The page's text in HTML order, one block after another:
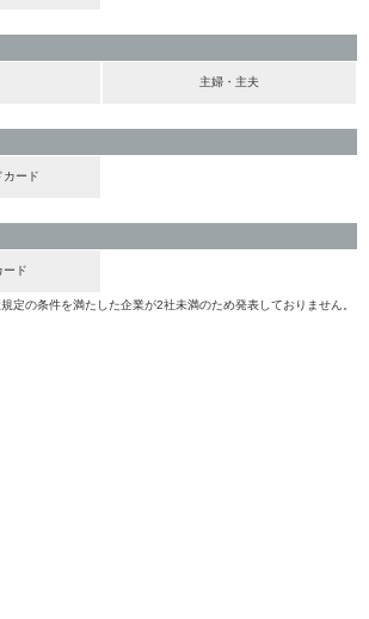
主婦・主夫
カード
ード
定の条件を満たした企業が2社未満のため発表しておりません。